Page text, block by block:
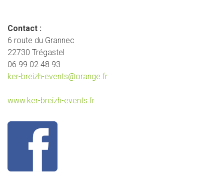
Contact :
6 route du Grannec
22730 Trégastel
06 99 02 48 93
ker-breizh-events@orange.fr
www.ker-breizh-events.fr